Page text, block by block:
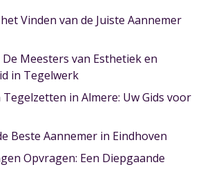
Vinden van de Juiste Aannemer
Meesters van Esthetiek en
in Tegelwerk
Tegelzetten in Almere: Uw Gids voor
Beste Aannemer in Eindhoven
Opvragen: Een Diepgaande